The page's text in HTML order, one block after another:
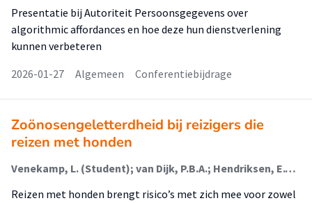
Presentatie bij Autoriteit Persoonsgegevens over
algorithmic affordances en hoe deze hun dienstverlening
kunnen verbeteren
2026-01-27
Algemeen Conferentiebijdrage
Zoönosengeletterdheid bij reizigers die
reizen met honden
Venekamp, L. (Student); van Dijk, P.B.A.; Hendriksen, E.W.J.
Reizen met honden brengt risico’s met zich mee voor zowel